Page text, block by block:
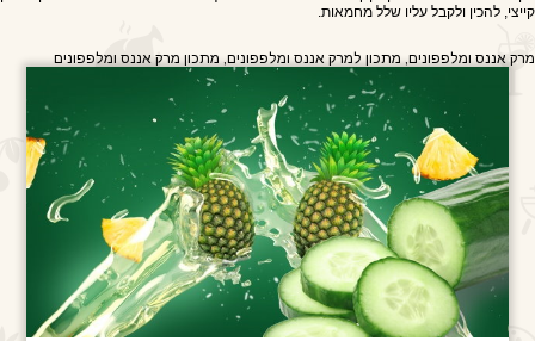
קייצי, להכין ולקבל עליו שלל מחמאות.
מרק אננס ומלפפונים, מתכון למרק אננס ומלפפונים, מתכון מרק אננס ומלפפונים